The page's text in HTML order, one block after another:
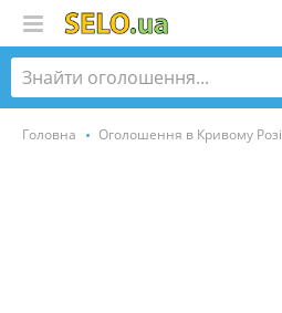
Головна Оголошення в Кривому Розі